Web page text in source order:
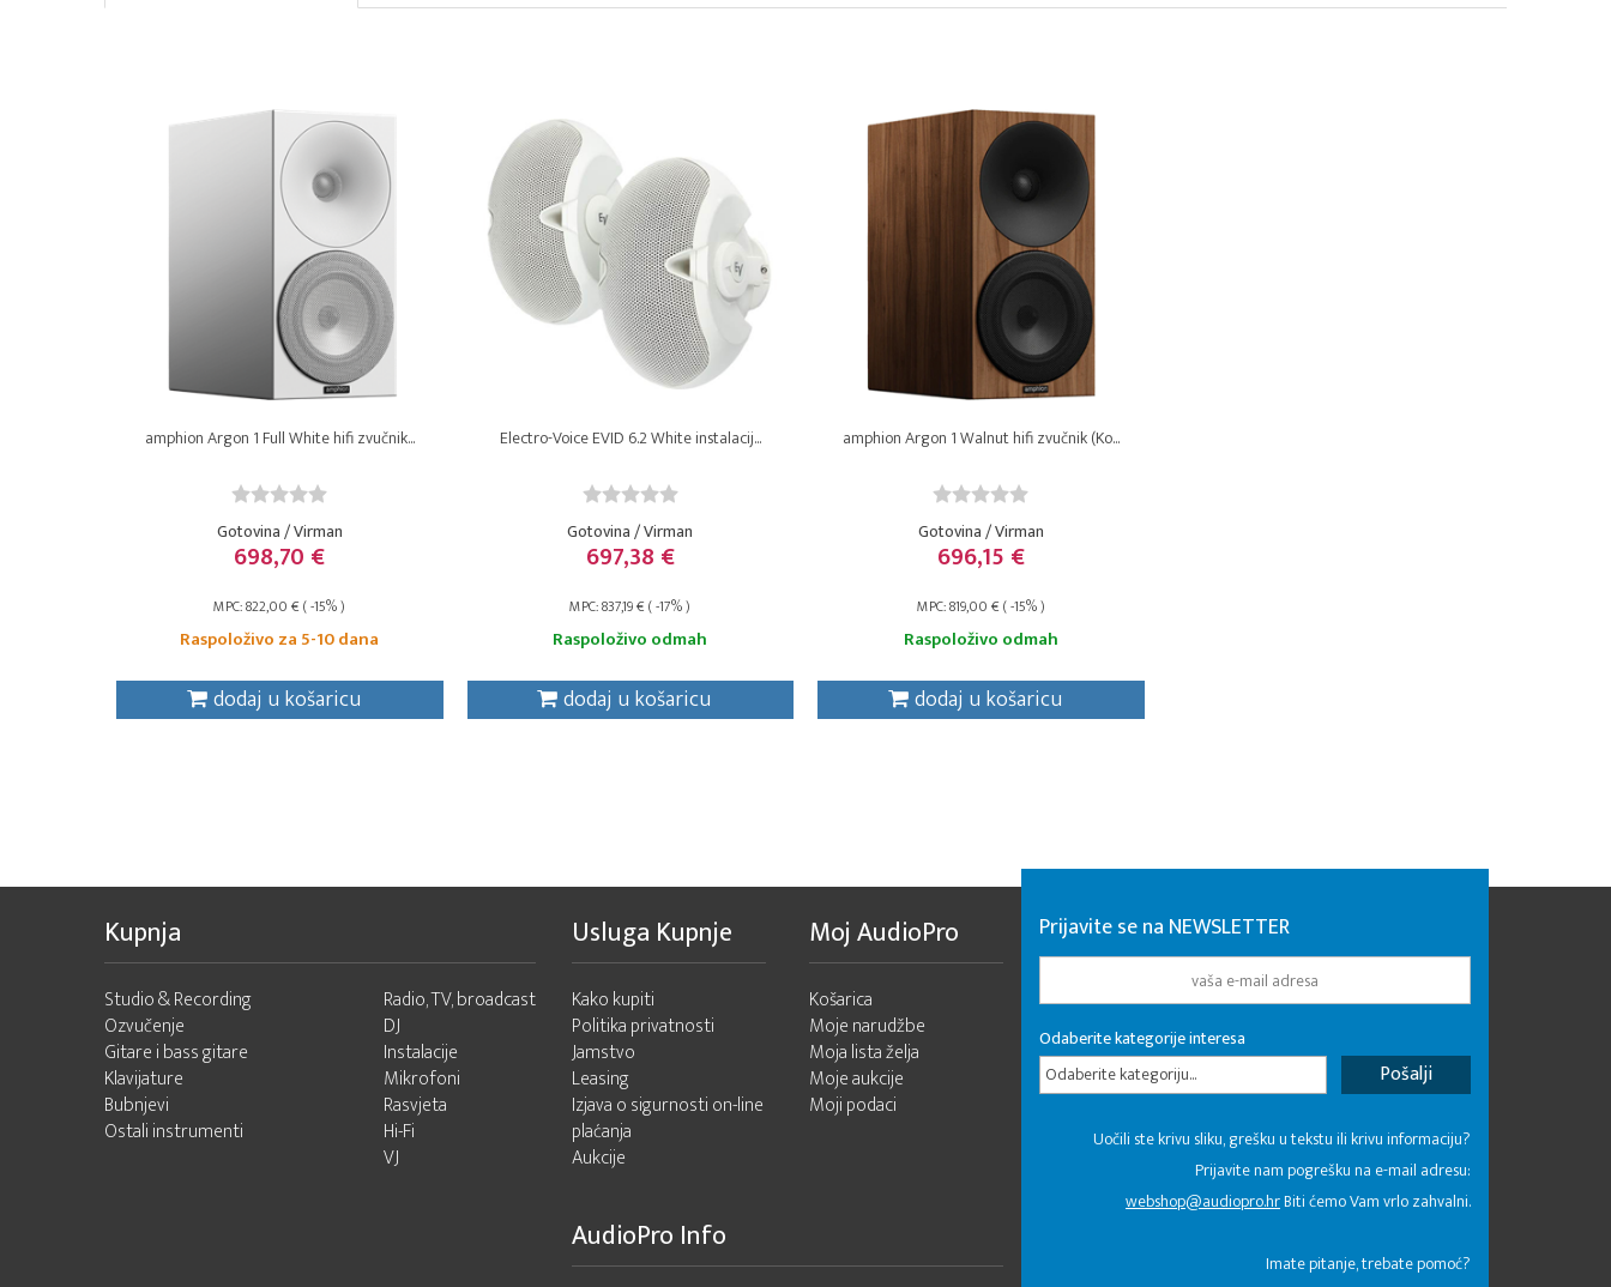
amphion Argon 1 Full White hifi zvučnik...
Gotovina / Virman
698,70 €
MPC: 822,00 € ( -15% )
Raspoloživo za 5-10 dana
dodaj u košaricu
Electro-Voice EVID 6.2 White instalacij...
Gotovina / Virman
697,38 €
MPC: 837,19 € ( -17% )
Raspoloživo odmah
dodaj u košaricu
amphion Argon 1 Walnut hifi zvučnik (Ko...
Gotovina / Virman
696,15 €
MPC: 819,00 € ( -15% )
Raspoloživo odmah
dodaj u košaricu
Kupnja
Studio & Recording
Ozvučenje
Gitare i bass gitare
Klavijature
Bubnjevi
Ostali instrumenti
Radio, TV, broadcast
DJ
Instalacije
Mikrofoni
Rasvjeta
Hi-Fi
VJ
Usluga Kupnje
Kako kupiti
Politika privatnosti
Jamstvo
Leasing
Izjava o sigurnosti on-line
plaćanja
Aukcije
Moj AudioPro
Košarica
Moje narudžbe
Moja lista želja
Moje aukcije
Moji podaci
AudioPro Info
Prijavite se na NEWSLETTER
Odaberite kategorije interesa
Odaberite kategoriju...
Uočili ste krivu sliku, grešku u tekstu ili krivu informaciju?
Prijavite nam pogrešku na e-mail adresu:
webshop@audiopro.hrBiti ćemo Vam vrlo zahvalni.
​Imate pitanje, trebate pomoć?